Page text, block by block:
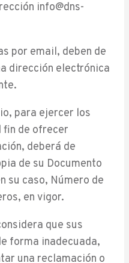
info@dns-
por email, deben de
dirección electrónica
para ejercer los
fin de ofrecer
deberá de
de su Documento
su caso, Número de
en vigor.
que sus
forma inadecuada,
una reclamación o